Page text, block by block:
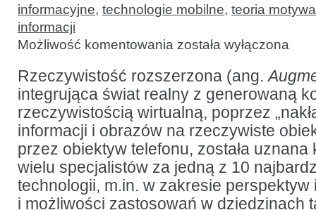
informacyjne, technologie mobilne, teoria
informacji
Możliwość komentowania Rzeczywistość
rozszerzona
mobilne:
o czynnikach
sukcesu
z perspektywy
użytkownika
została wyłączona
Rzeczywistość rozszerzona (ang.
integrująca świat realny z generowaną
rzeczywistością wirtualną, poprzez
informacji i obrazów na rzeczywiste
przez obiektyw telefonu, została
wielu specjalistów za jedną z 10
technologii, m.in. w zakresie
i możliwości zastosowań w dziedzinach